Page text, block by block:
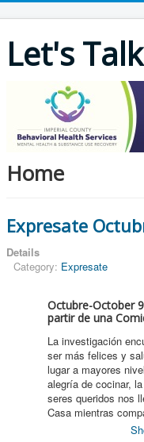
Let's
Home
Expresate
Details
Category: Expresate
Octubre-October
partir de una
La investigación
ser más felices y
lugar a mayores
alegría de cocinar,
seres queridos nos
Casa mientras